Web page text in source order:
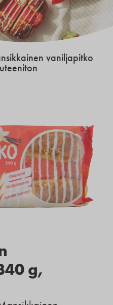
vaniljapitko
g,